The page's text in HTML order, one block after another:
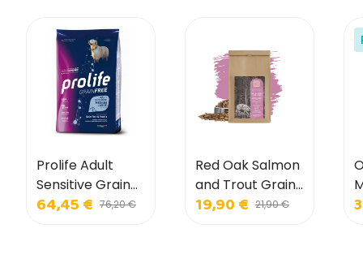
Prolife Adult
Sensitive Grain
Free Sole and
64,45 € 76,20 €
Red Oak Salmon
and Trout Grain
Free dla małych
19,90 € 21,90 €